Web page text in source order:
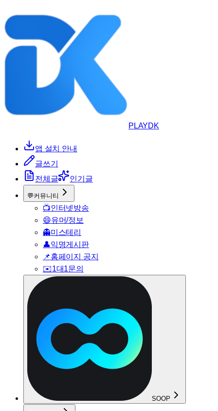
PLAYDK
앱 설치 안내
글쓰기
전체글
인기글
💬커뮤니티
📺인터넷방송
😄유머/정보
👻미스테리
👤익명게시판
📌홈페이지 공지
✉️1대1문의
SOOP